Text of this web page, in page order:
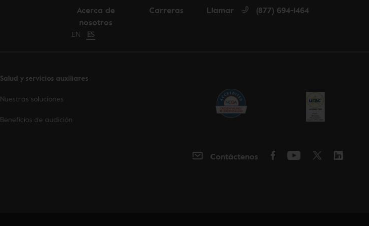
Acerca de
nosotros
Carreras Llamar (877) 694-1464
Change language to English
EN Cambiar idioma a español
ES
Salud y servicios auxiliares
Nuestras soluciones
Beneficios de audición
Contáctenos